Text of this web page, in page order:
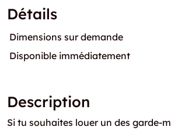
Détails
Dimensions sur demande
Disponible immédiatement
Description
Si tu souhaites louer un des garde-